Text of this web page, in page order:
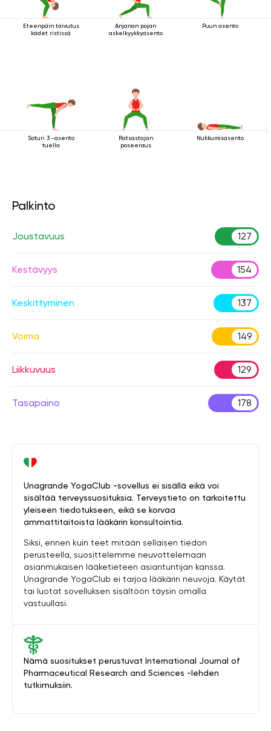
Eteenpäin taivutus
kädet ristissä
Anjanan pojan
askelkyykkyasento
Puun asento
Soturi 3 -asento
tuella
Ratsastajan
poseeraus
Nukkumisasento
Palkinto
Joustavuus 127
Kestävyys 154
Keskittyminen 137
Voima 149
Liikkuvuus 129
Tasapaino 178
Nämä suositukset perustuvat International Journal of
Pharmaceutical Research and Sciences -lehden
tutkimuksiin.
Unagrande YogaClub -sovellus ei sisällä eikä voi
sisältää terveyssuosituksia. Terveystieto on tarkoitettu
yleiseen tiedotukseen, eikä se korvaa
ammattitaitoista lääkärin konsultointia.
Siksi, ennen kuin teet mitään sellaisen tiedon
perusteella, suosittelemme neuvottelemaan
asianmukaisen lääketieteen asiantuntijan kanssa.
Unagrande YogaClub ei tarjoa lääkärin neuvoja. Käytät
tai luotat sovelluksen sisältöön täysin omalla
vastuullasi.